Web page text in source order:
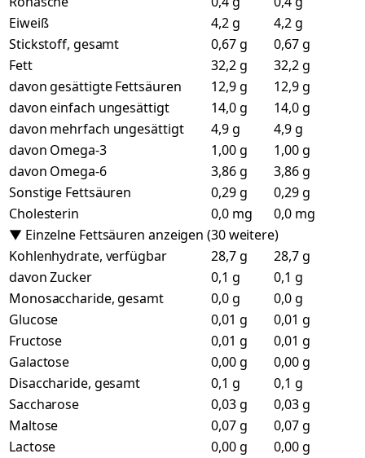
Eiweiß
4,2 g
4,2 g
Stickstoff, gesamt
0,67 g
0,67 g
Fett
32,2 g
32,2 g
davon gesättigte Fettsäuren
12,9 g
12,9 g
davon einfach ungesättigt
14,0 g
14,0 g
davon mehrfach ungesättigt
4,9 g
4,9 g
davon Omega-3
1,00 g
1,00 g
davon Omega-6
3,86 g
3,86 g
Sonstige Fettsäuren
0,29 g
0,29 g
Cholesterin
0,0 mg
0,0 mg
▼ Einzelne Fettsäuren anzeigen (30 weitere)
Kohlenhydrate, verfügbar
28,7 g
28,7 g
davon Zucker
0,1 g
0,1 g
Monosaccharide, gesamt
0,0 g
0,0 g
Glucose
0,01 g
0,01 g
Fructose
0,01 g
0,01 g
Galactose
0,00 g
0,00 g
Disaccharide, gesamt
0,1 g
0,1 g
Saccharose
0,03 g
0,03 g
Maltose
0,07 g
0,07 g
Lactose
0,00 g
0,00 g